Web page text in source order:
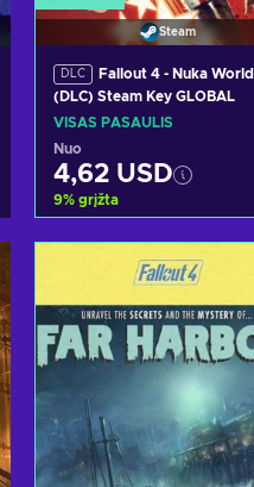
Steam
DLC
Fallout 4 - Nuka World
(DLC) Steam Key GLOBAL
VISAS PASAULIS
Nuo
4,62 USD
9% grįžta
Peržiūrėti pasiūlymus